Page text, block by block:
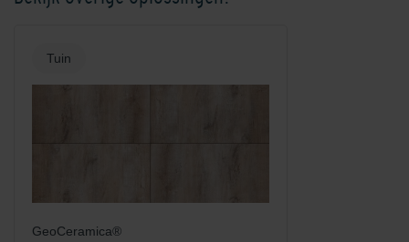
Tuin
GeoCeramica®